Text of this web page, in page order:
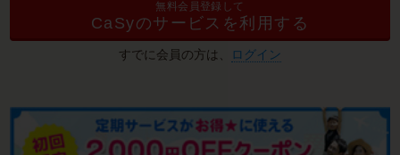
無料会員登録して
CaSyのサービスを利用する
すでに会員の方は、 ログイン